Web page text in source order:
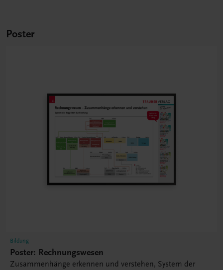
Poster
Bildung
Poster: Rechnungswesen
Zusammenhänge erkennen und verstehen, System der